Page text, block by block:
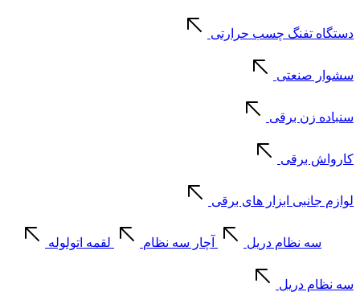
دستگاه تفنگ چسب حرارتی
سشوار صنعتی
سنباده زن برقی
کارواش برقی
لوازم جانبی ابزار های برقی
سه نظام دریل آچار سه نظام لقمه اتولوله
سه نظام دریل